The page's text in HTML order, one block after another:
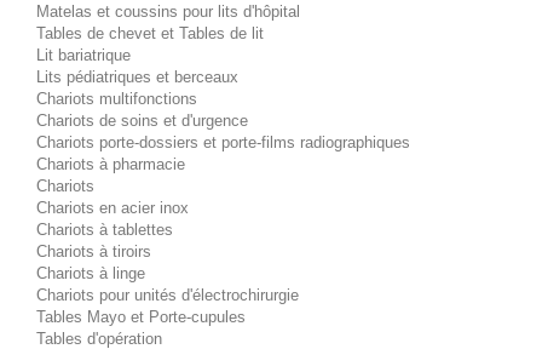
Matelas et coussins pour lits d'hôpital
Tables de chevet et Tables de lit
Lit bariatrique
Lits pédiatriques et berceaux
Chariots multifonctions
Chariots de soins et d'urgence
Chariots porte-dossiers et porte-films radiographiques
Chariots à pharmacie
Chariots
Chariots en acier inox
Chariots à tablettes
Chariots à tiroirs
Chariots à linge
Chariots pour unités d'électrochirurgie
Tables Mayo et Porte-cupules
Tables d'opération